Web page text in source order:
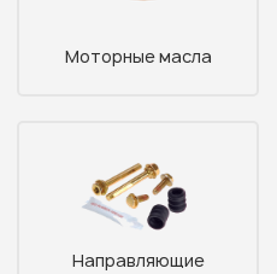
Моторные масла
Направляющие